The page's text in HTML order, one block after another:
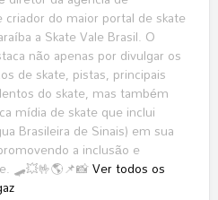
criador do maior portal de skate
a Skate Vale Brasil. O
não apenas por divulgar os
de skate, pistas, principais
do skate, mas também
mídia de skate que inclui
Brasileira de Sinais) em sua
a inclusão e
🛹💥🤟🌎📌📸Ver todos os